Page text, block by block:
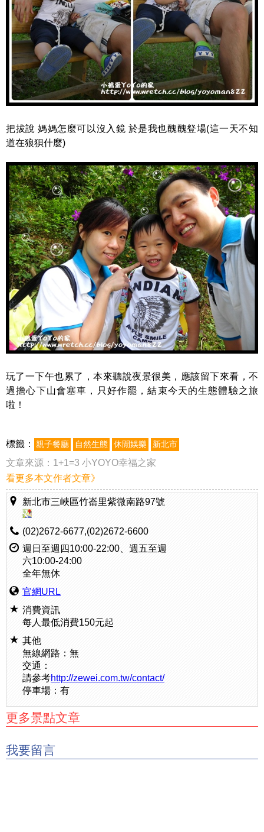
把拔說 媽媽怎麼可以沒入鏡 於是我也醜醜豋場(這一天不知
道在狼狽什麼)
玩了一下午也累了，本來聽說夜景很美，應該留下來看，不
過擔心下山會塞車，只好作罷，結束今天的生態體驗之旅
啦！
標籤： 親子餐廳 自然生態 休閒娛樂 新北市
文章來源： 1+1=3 小YOYO幸福之家
看更多本文作者文章》
新北市三峽區竹崙里紫微南路97號
(02)2672-6677,(02)2672-6600
週日至週四10:00-22:00、週五至週
六10:00-24:00
全年無休
官網URL
消費資訊
每人最低消費150元起
其他
無線網路：無
交通：
請參考http://zewei.com.tw/contact/
停車場：有
更多景點文章
我要留言